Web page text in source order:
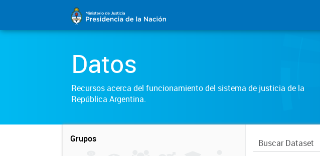
Datos
Recursos acerca del funcionamiento del sistema de justicia de la
República Argentina.
Grupos